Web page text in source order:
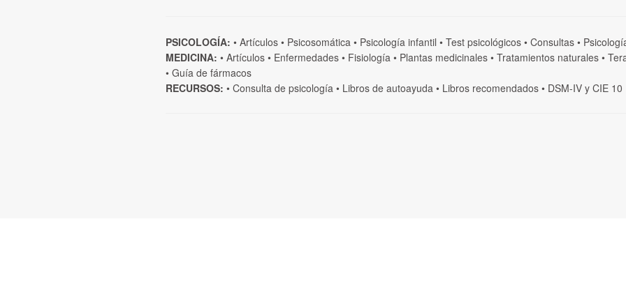
PSICOLOGÍA: • Artículos • Psicosomática • Psicología infantil • Test psicológicos • Consultas •
MEDICINA: • Artículos • Enfermedades • Fisiología • Plantas medicinales • Tratamientos naturales •
• Guía de fármacos
RECURSOS: • Consulta de psicología • Libros de autoayuda • Libros recomendados • DSM-IV y CIE 10